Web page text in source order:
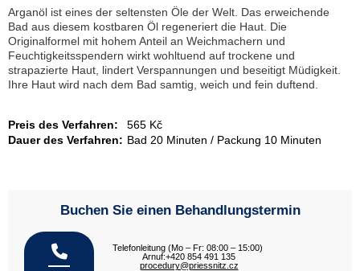
Arganöl ist eines der seltensten Öle der Welt. Das erweichende
Bad aus diesem kostbaren Öl regeneriert die Haut. Die
Originalformel mit hohem Anteil an Weichmachern und
Feuchtigkeitsspendern wirkt wohltuend auf trockene und
strapazierte Haut, lindert Verspannungen und beseitigt Müdigkeit.
Ihre Haut wird nach dem Bad samtig, weich und fein duftend.
Preis des Verfahren:
565 Kč
Dauer des Verfahren: Bad 20 Minuten / Packung 10 Minuten
Buchen Sie einen Behandlungstermin
Telefonleitung (Mo – Fr: 08:00 – 15:00)
Arnuf:+420 854 491 135
procedury@priessnitz.cz